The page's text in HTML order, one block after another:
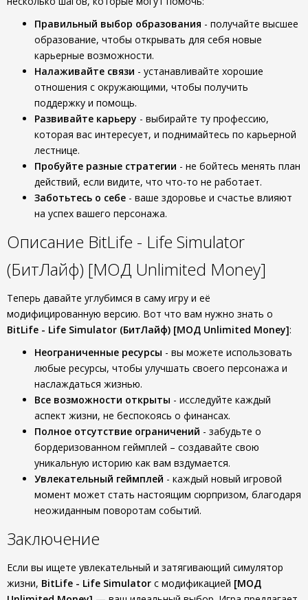
Правильный выбор образования - получайте высшее
образование, чтобы открывать для себя новые
карьерные возможности.
Налаживайте связи - устанавливайте хорошие
отношения с окружающими, чтобы получить
поддержку и помощь.
Развивайте карьеру - выбирайте ту профессию,
которая вас интересует, и поднимайтесь по карьерной
лестнице.
Пробуйте разные стратегии - не бойтесь менять план
действий, если видите, что что-то не работает.
Заботьтесь о себе - ваше здоровье и счастье влияют
на успех вашего персонажа.
Описание BitLife - Life Simulator
(БитЛайф) [МОД Unlimited Money]
Теперь давайте углубимся в саму игру и её
модифицированную версию. Вот что вам нужно знать о
BitLife - Life Simulator (БитЛайф) [МОД Unlimited Money]:
Неограниченные ресурсы - вы можете использовать
любые ресурсы, чтобы улучшать своего персонажа и
наслаждаться жизнью.
Все возможности открыты - исследуйте каждый
аспект жизни, не беспокоясь о финансах.
Полное отсутствие ограничений - забудьте о
бордеризованном геймплей – создавайте свою
уникальную историю как вам вздумается.
Увлекательный геймплей - каждый новый игровой
момент может стать настоящим сюрпризом, благодаря
неожиданным поворотам событий.
Заключение
Если вы ищете увлекательный и затягивающий симулятор
жизни, BitLife - Life Simulator с модификацией [МОД